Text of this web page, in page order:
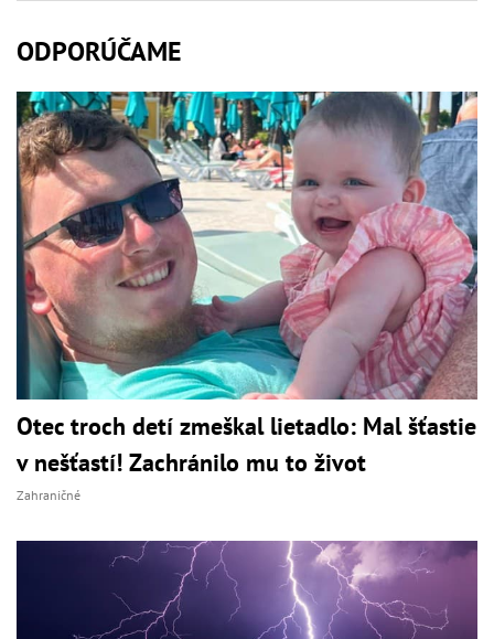
ODPORÚČAME
Otec troch detí zmeškal lietadlo: Mal šťastie
v nešťastí! Zachránilo mu to život
Zahraničné